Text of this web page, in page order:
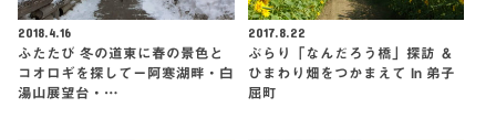
2018.4.16
ふたたび 冬の道東に春の景色と
コオロギを探してー阿寒湖畔・白
湯山展望台・…
2017.8.22
ぶらり「なんだろう橋」探訪 ＆
ひまわり畑をつかまえて In 弟子
屈町